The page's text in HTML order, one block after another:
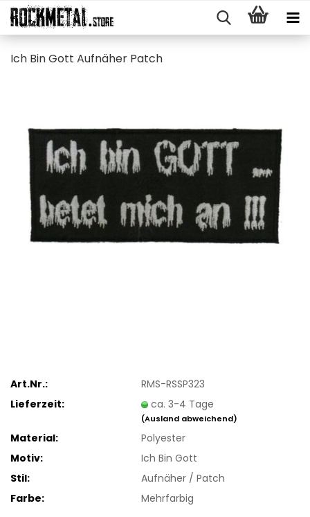
Ich Bin Gott Auf­nä­her Patch
Art.Nr.:
RMS-RSSP323
Lieferzeit:
ca. 3-4 Tage
(Ausland abweichend)
Material:
Polyester
Motiv:
Ich Bin Gott
Stil:
Aufnäher / Patch
Farbe:
Mehrfarbig